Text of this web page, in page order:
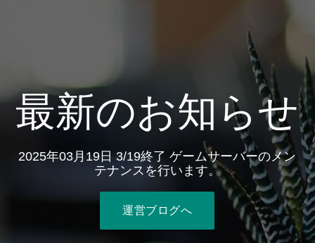
最新のお知らせ
2025年03月19日 3/19終了 ゲームサーバーのメン
テナンスを行います。
運営ブログへ